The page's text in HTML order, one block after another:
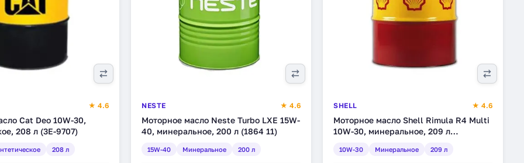
★ 4.6
Cat Deo 10W-30,
208 л (3E-9707)
208 л
NESTE ★ 4.6
Моторное масло Neste Turbo LXE 15W-
40, минеральное, 200 л (1864 11)
15W-40 Минеральное 200 л
SHELL ★ 4.6
Моторное масло Shell Rimula R4 Multi
10W-30, минеральное, 209 л
10W-30 Минеральное 209 л